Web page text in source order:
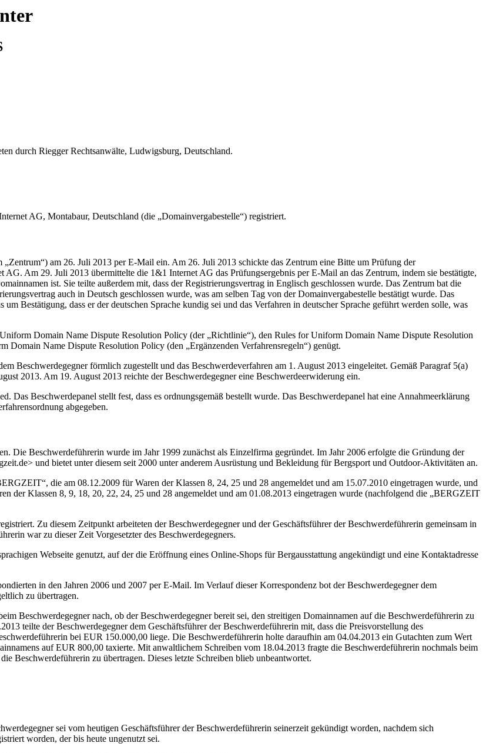
durch Riegger Rechtsanwälte, Ludwigsburg, Deutschland.
AG, Montabaur, Deutschland (die „Domainvergabestelle“) registriert.
am 26. Juli 2013 per E-Mail ein. Am 26. Juli 2013 schickte das Zentrum eine Bitte um Prüfung der
Am 29. Juli 2013 übermittelte die 1&1 Internet AG das Prüfungsergebnis per E-Mail an das Zentrum, indem sie bestätigte,
ist. Sie teilte außerdem mit, dass der Registrierungsvertrag in Englisch geschlossen wurde. Das Zentrum bat die
auch in Deutsch geschlossen wurde, was am selben Tag von der Domainvergabestelle bestätigt wurde. Das
Bestätigung, dass er der deutschen Sprache kundig sei und das Verfahren in deutscher Sprache geführt werden solle, was
Domain Name Dispute Resolution Policy (der „Richtlinie“), den Rules for Uniform Domain Name Dispute Resolution
Name Dispute Resolution Policy (den „Ergänzenden Verfahrensregeln“) genügt.
Beschwerdegegner förmlich zugestellt und das Beschwerdeverfahren am 1. August 2013 eingeleitet. Gemäß Paragraf 5(a)
2013. Am 19. August 2013 reichte der Beschwerdegegner eine Beschwerdeerwiderung ein.
Das Beschwerdepanel stellt fest, dass es ordnungsgemäß bestellt wurde. Das Beschwerdepanel hat eine Annahmeerklärung
abgegeben.
Die Beschwerdeführerin wurde im Jahr 1999 zunächst als Einzelfirma gegründet. Im Jahr 2006 erfolgte die Gründung der
und bietet unter diesem seit 2000 unter anderem Ausrüstung und Bekleidung für Bergsport und Outdoor-Aktivitäten an.
die am 08.12.2009 für Waren der Klassen 8, 24, 25 und 28 angemeldet und am 15.07.2010 eingetragen wurde, und
der Klassen 8, 9, 18, 20, 22, 24, 25 und 28 angemeldet und am 01.08.2013 eingetragen wurde (nachfolgend die „BERGZEIT
Zu diesem Zeitpunkt arbeiteten der Beschwerdegegner und der Geschäftsführer der Beschwerdeführerin gemeinsam in
war zu dieser Zeit Vorgesetzter des Beschwerdegegners.
Webseite genutzt, auf der die Eröffnung eines Online-Shops für Bergausstattung angekündigt und eine Kontaktadresse
in den Jahren 2006 und 2007 per E-Mail. Im Verlauf dieser Korrespondenz bot der Beschwerdegegner dem
zu übertragen.
Beschwerdegegner nach, ob der Beschwerdegegner bereit sei, den streitigen Domainnamen auf die Beschwerdeführerin zu
teilte der Beschwerdegegner dem Geschäftsführer der Beschwerdeführerin mit, dass die Preisvorstellung des
bei EUR 150.000,00 liege. Die Beschwerdeführerin holte daraufhin am 04.04.2013 ein Gutachten zum Wert
auf EUR 800,00 taxierte. Mit anwaltlichem Schreiben vom 18.04.2013 fragte die Beschwerdeführerin nochmals beim
Beschwerdeführerin zu übertragen. Dieses letzte Schreiben blieb unbeantwortet.
sei vom heutigen Geschäftsführer der Beschwerdeführerin seinerzeit gekündigt worden, nachdem sich
worden, der bis heute ungenutzt sei.